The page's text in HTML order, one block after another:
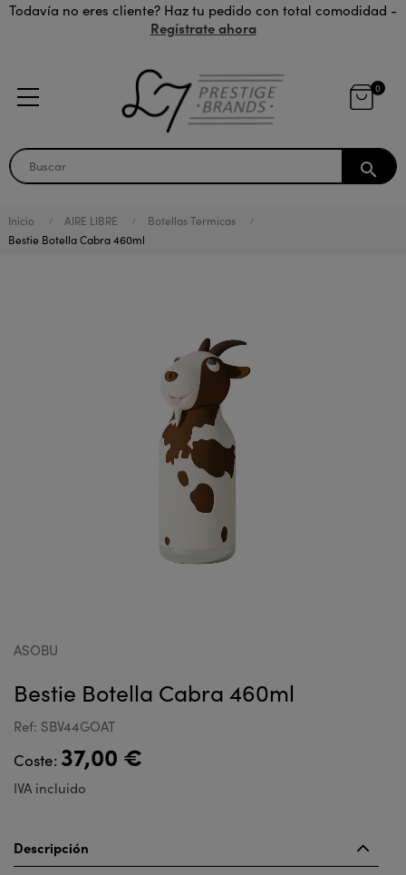
Todavía no eres cliente? Haz tu pedido con total comodidad -
Regístrate ahora
0
search
Inicio AIRE LIBRE
Botellas Termicas
Bestie Botella Cabra 460ml
ASOBU
Bestie Botella Cabra 460ml
Ref: SBV44GOAT
Coste: 37,00 €
IVA incluido
Descripción